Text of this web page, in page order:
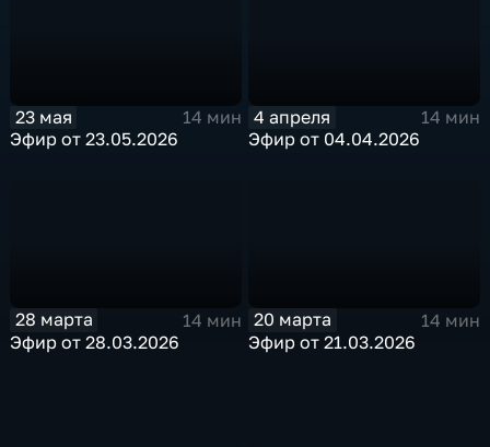
23 мая
14 мин
Эфир от 23.05.2026
4 апреля
14 мин
Эфир от 04.04.2026
28 марта
14 мин
Эфир от 28.03.2026
20 марта
14 мин
Эфир от 21.03.2026